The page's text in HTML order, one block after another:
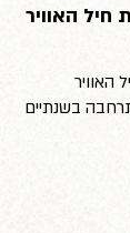
חיל האוויר
האוויר
בשנתיים